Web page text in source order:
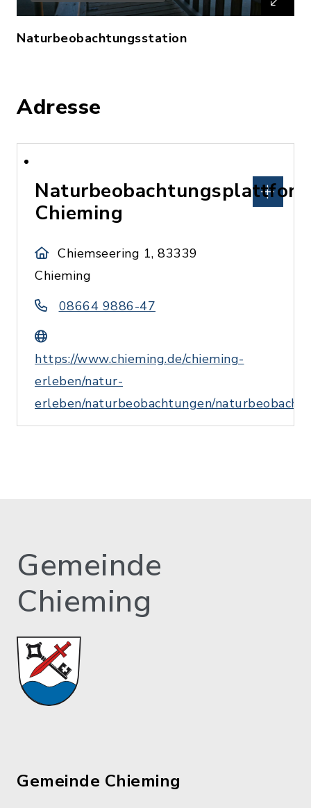
Naturbeobachtungsstation
Adresse
Chieming
Chiemseering 1, 83339
Chieming
08664 9886-47
https://www.chieming.de/chieming-
erleben/natur-
erleben/naturbeobachtungen/
Gemeinde
Chieming
Gemeinde Chieming